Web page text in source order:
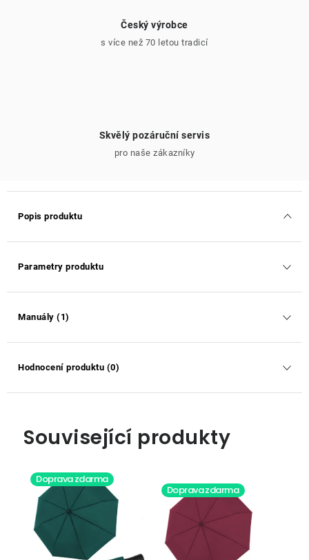
Český výrobce
s více než 70 letou tradicí
Skvělý pozáruční servis
pro naše zákazníky
Popis produktu
Parametry produktu
Manuály (1)
Hodnocení produktu (0)
Související produkty
Doprava zdarma
Doprava zdarma